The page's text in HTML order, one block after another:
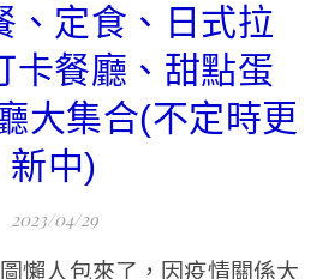
、定食、日式拉
卡餐廳、甜點蛋
大集合(不定時更
新中)
2023/04/29